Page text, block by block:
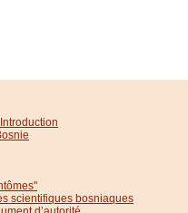
scientifiques bosniaques